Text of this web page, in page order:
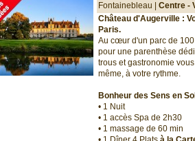
Fontainebleau | Centre -
Château d'Augerville :
Paris.
Au cœur d'un parc de
pour une parenthèse
trous et gastronomie
même, à votre rythme.
Bonheur des Sens en
• 1 Nuit
• 1 accès Spa de 2h30
• 1 massage de 60 min